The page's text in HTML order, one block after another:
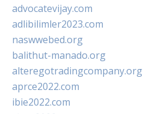
advocatevijay.com
adlibilimler2023.com
naswwebed.org
balithut-manado.org
alteregotradingcompany.org
aprce2022.com
ibie2022.com